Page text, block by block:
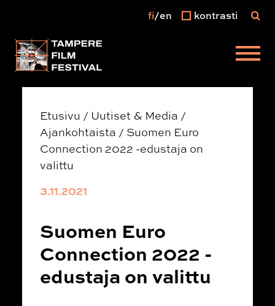
Päävalikko
fi en kontrasti
Etusivu / Uutiset & Media /
Ajankohtaista / Suomen Euro
Connection 2022 -edustaja on
valittu
3.11.2021
Suomen Euro
Connection 2022 -
edustaja on valittu